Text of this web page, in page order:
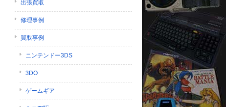
出張買取
修理事例
買取事例
ニンテンドー3DS
3DO
ゲームギア